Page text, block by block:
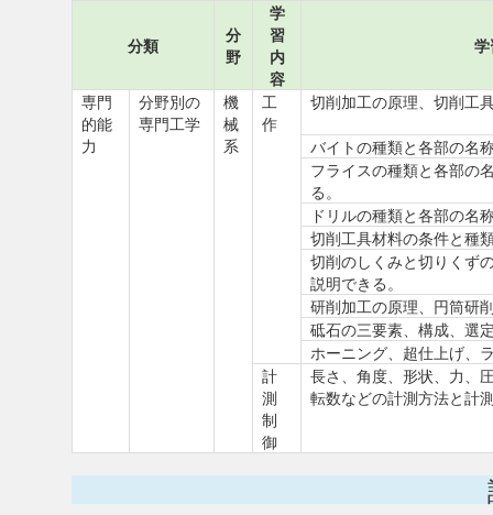
分類
分
野
学
習
内
容
専門
的能
力
分野別の
専門工学
機
械
系
工
作
切削加工の原理、切削工
バイトの種類と各部の名
フライスの種類と各部の
る。
ドリルの種類と各部の名
切削工具材料の条件と種
切削のしくみと切りくず
説明できる。
研削加工の原理、円筒研
砥石の三要素、構成、選
ホーニング、超仕上げ、
計
測
制
御
長さ、角度、形状、力、
転数などの計測方法と計